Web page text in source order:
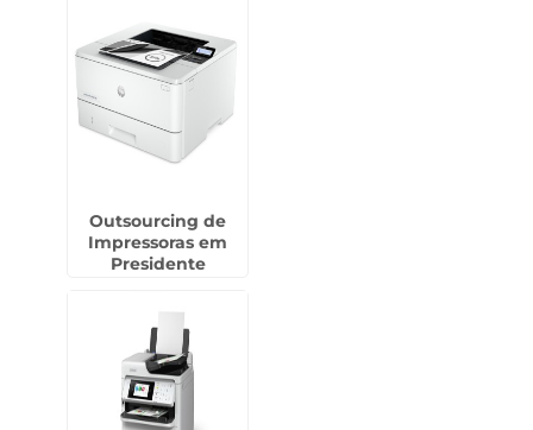
Outsourcing de
Impressoras em
Presidente